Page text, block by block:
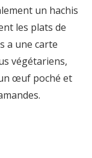
un hachis
les plats de
a une carte
végétariens,
œuf poché et